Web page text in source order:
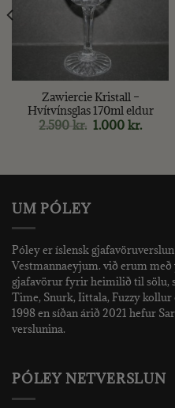
Zawiercie Kristall –
Hvítvínsglas 170ml eldur
2.590kr. Original
price
1.000 kr.Current
price
UM PÓLEY
Póley er íslensk
Vestmannaeyjum. við erum
gjafavörur fyrir heimilið til sölu,
Time, Snurk, Iittala, Fuzzy
1998 en síðan árið 2021 hefur
verslunina.
PÓLEY NETVERSLUN